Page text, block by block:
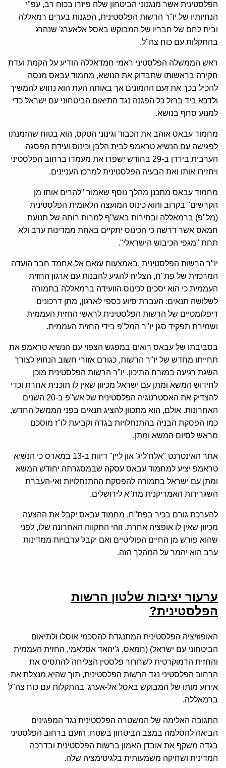
הפלסטינית אשר מנגנוני הביטחון שלה פיזרו בכוח רב, עפ"י
הנחיותיו של יו"ר הרשות הפלסטינית, הפגנות בערים רמאללה
ובית לחם של חבריו של המבוקש באסל אלאערג' שנהרג
בהתקלות עם כוח צה"ל.
ראש הממשלה הפלסטיני ראמי חמדאללה הודיע על הקמת ועדת
חקירה בראשותו שתבדוק את הנושא, מחמוד עבאס מנסה
להכיל בכך את זעם ההמונים אך באותה העת הוא נחוש להמשיך
ולדכא ביד ברזל כל הפגנה נגד התיאום הביטחוני עם ישראל כדי
למנוע סחף בנושא.
מחמוד עבאס אוהב את הכבוד וגינוני הטקס, הוא בטוח שהזמנתו
לפגישה עם הנשיא טראמפ לבית הלבן וכינוס ועידת הפסגה
הערבית בירדן ב-29 בחודש ישפרו את מעמדו ברחוב הפלסטיני
ויחזירו אותו ואת הבעיה הפלסטינית למרכז העניינים.
מחמוד עבאס מתכנן מהלך נוסף שאמור "להרים אותו מן
הקרשים" בקרוב והוא כינוס המועצה הלאומית הפלסטינית
(מל"פ) ברמאללה ובחירות באש"ף למרות רוחה של תנועת
חמאס אשר דרשה כי הכינוס יתקיים באחת ממדינות ערב ולא
תחת "מגפי הכיבוש הישראלי".
יו"ר הרשות הפלסטינית ,באמצעות עזאם אל-אחמד חבר הועדה
המרכזית של פת"ח, הצליח להגיע להבנות עם ארגון החזית
העממית כי הוא יסכים לכינוס הוועידה ברמאללה בתמורה
לשלושה תנאים: העברת סיוע כספי לארגון, מתן דרכונים
דיפלומטיים של הרשות הפלסטינית לראשי החזית העממית
ושמירת תפקיד סגן יו"ר המל"פ בידי החזית העממית.
בסביבתו של עבאס רואים במפגש הצפוי עם הנשיא טראמפ את
תחייתו מחדש של יו"ר הרשות, כגורם אזורי חשוב הנחוץ לצורך
השגת רגיעה במזרח התיכון. יו"ר הרשות הפלסטינית מוכן
לחידוש המשא ומתן עם ישראל מכיוון שאין לו תוכנית אחרת וכדי
להצדיק את האסטרטגיה הפלסטינית של אש"פ ב-20 השנים
האחרונות. אולם, הוא מתכוון להציג תנאים בפני הממשל החדש,
כמו הפסקת הבניה בהתנחלויות בגדה וקביעת לו"ז מוסכם
מראש לסיום המשא ומתן.
אתר האינטרנט "אלח'ליג' און ליין" דיווח ב-13 במארס כי הנשיא
טראמפ יציע למחמוד עבאס עסקה שבמסגרתה יחודש המשא
ומתן עם ישראל בתמורה להפסקת ההתנחלויות ואי-העברת
השגרירות האמריקנית מת"א לירושלים.
להערכת גורם בכיר בפת"ח, מחמוד עבאס יקבל את ההצעה
מכיוון שאין לו אופציה אחרת. זוהי התקווה האחרונה שלו, לפני
שהוא פורש מן החיים הפוליטיים ואם יקבל ערבויות ממדינות
ערב הוא יהמר על המהלך הזה.
ערעור יציבות שלטון הרשות
הפלסטינית?
האופוזיציה הפלסטינית המתנגדת להסכמי אוסלו ולתיאום
הביטחוני עם ישראל) (חמאס, ג'יהאד אסלאמי, החזית העממית
והחזית הדמוקרטית לשחרור פלסטין הצליחה להתסיס את
הרחוב הפלסטיני נגד הרשות הפלסטינית, תוך שהיא מנצלת את
אירוע מותו של המבוקש באסל אל-אערג' בהתקלות עם כוח צה"ל
ברמאללה.
התגובה האלימה של המשטרה הפלסטינית נגד המפגינים
הביאה להסלמה במצב הביטחון בשטח. הזעם ברחוב הפלסטיני
בגדה משקף את אובדן האמון ברשות הפלסטינית ובדרכה
המדינית ושחיקה משמעותית בלגיטימציה שלה.